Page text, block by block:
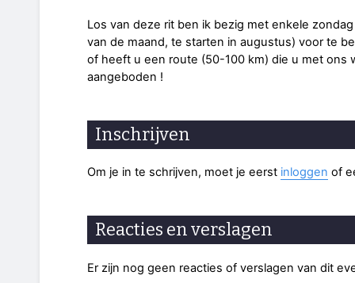
Los van deze rit ben ik bezig met enkele
van de maand, te starten in augustus) voor te
of heeft u een route (50-100 km) die u met ons
aangeboden !
Inschrijven
Om je in te schrijven, moet je eerst inloggen of
Reacties en verslagen
Er zijn nog geen reacties of verslagen van dit